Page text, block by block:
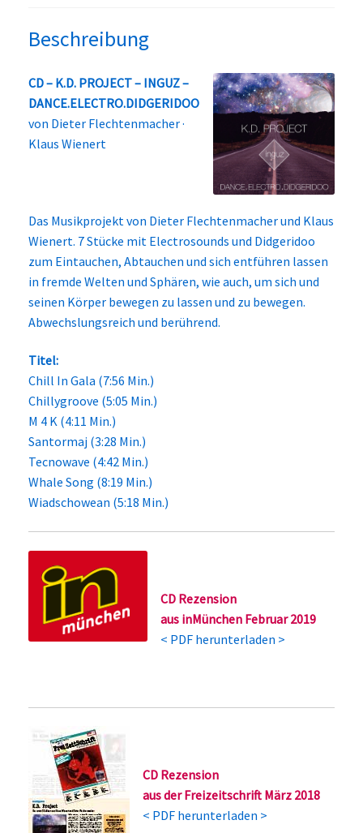
Beschreibung
CD – K.D. PROJECT – INGUZ –
DANCE.ELECTRO.DIDGERIDOO
von Dieter Flechtenmacher ·
Klaus Wienert
Das Musikprojekt von Dieter Flechtenmacher und Klaus
Wienert. 7 Stücke mit Electrosounds und Didgeridoo
zum Eintauchen, Abtauchen und sich entführen lassen
in fremde Welten und Sphären, wie auch, um sich und
seinen Körper bewegen zu lassen und zu bewegen.
Abwechslungsreich und berührend.
Titel:
Chill In Gala (7:56 Min.)
Chillygroove (5:05 Min.)
M 4 K (4:11 Min.)
Santormaj (3:28 Min.)
Tecnowave (4:42 Min.)
Whale Song (8:19 Min.)
Wiadschowean (5:18 Min.)
CD Rezension
aus inMünchen Februar 2019
< PDF herunterladen >
CD Rezension
aus der Freizeitschrift März 2018
< PDF herunterladen >